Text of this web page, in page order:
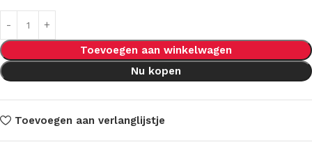
Toevoegen aan winkelwagen
Nu kopen
Toevoegen aan verlanglijstje